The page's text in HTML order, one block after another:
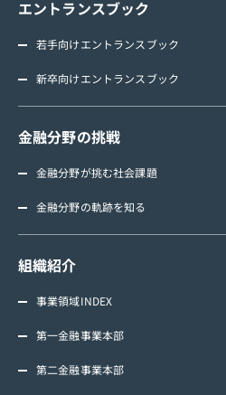
エントランスブック
若手向けエントランスブック
新卒向けエントランスブック
金融分野の挑戦
金融分野が挑む社会課題
金融分野の軌跡を知る
組織紹介
事業領域INDEX
第一金融事業本部
第二金融事業本部